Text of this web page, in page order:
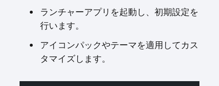
ランチャーアプリを起動し、初期設定を
行います。
アイコンパックやテーマを適用してカス
タマイズします。